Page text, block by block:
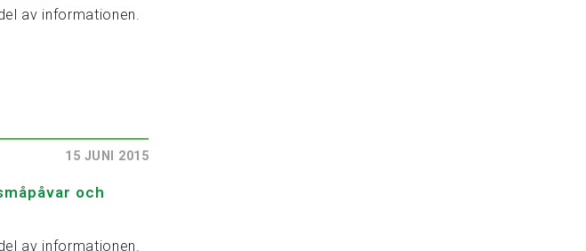
av informationen.
och
15 JUNI 2015
av informationen.